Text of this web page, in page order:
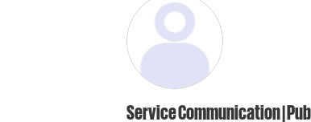
Service Communication |